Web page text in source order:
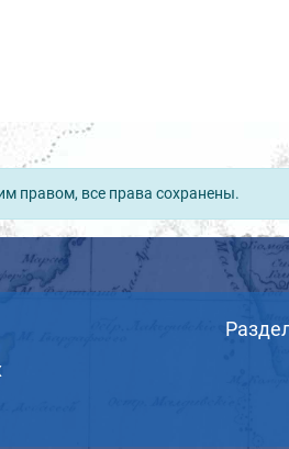
правом, все права сохранены.